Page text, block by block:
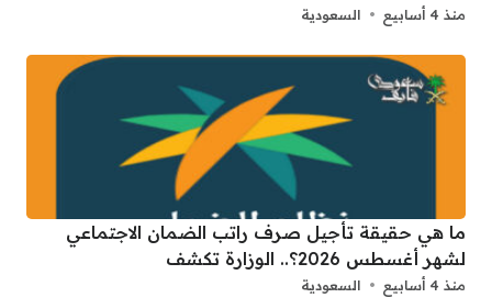
منذ 4 أسابيع السعودية
ما هي حقيقة تأجيل صرف راتب الضمان الاجتماعي
لشهر أغسطس 2026؟.. الوزارة تكشف
منذ 4 أسابيع السعودية